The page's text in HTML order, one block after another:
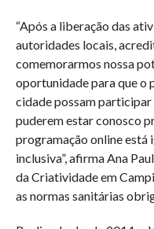
“Após a liberação das
autoridades locais,
comemorarmos nossa
oportunidade para que o
cidade possam participar
puderem estar conosco
programação online está
inclusiva”, afirma Ana
da Criatividade em
as normas sanitárias